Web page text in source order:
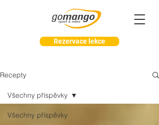
Rezervace lekce
Recepty
Všechny příspěvky
Všechny příspěvky